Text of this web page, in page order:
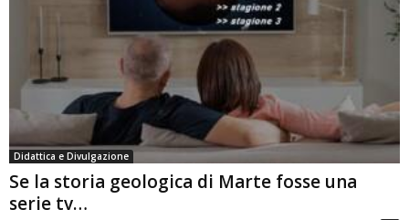
Didattica e Divulgazione
Se la storia geologica di Marte fosse una
serie tv…